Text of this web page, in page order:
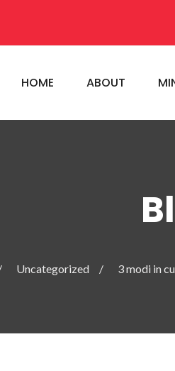
HOME ABOUT
Uncategorized 3 modi in